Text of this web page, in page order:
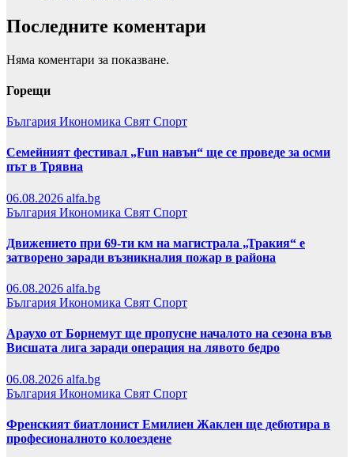
Последните коментари
Няма коментари за показване.
Горещи
България Икономика Свят Спорт
Семейният фестивал „Fun навън“ ще се проведе за осми
път в Трявна
06.08.2026 alfa.bg
България Икономика Свят Спорт
Движението при 69-ти км на магистрала „Тракия“ е
затворено заради възникналия пожар в района
06.08.2026 alfa.bg
България Икономика Свят Спорт
Араухо от Борнемут ще пропусне началото на сезона във
Висшата лига заради операция на лявото бедро
06.08.2026 alfa.bg
България Икономика Свят Спорт
Френският биатлонист Емилиен Жаклен ще дебютира в
професионалното колоездене